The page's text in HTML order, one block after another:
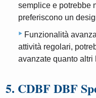
semplice e potrebbe
preferiscono un
Funzionalità
attività regolari,
avanzate quanto altri
5. CDBF DBF